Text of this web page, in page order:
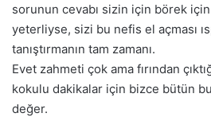
m
sorunun cevabı sizin için börek
yeterliyse, sizi bu nefis el açması
tanıştırmanın tam zamanı.
Evet zahmeti çok ama fırından
kokulu dakikalar için bizce bütün
değer.